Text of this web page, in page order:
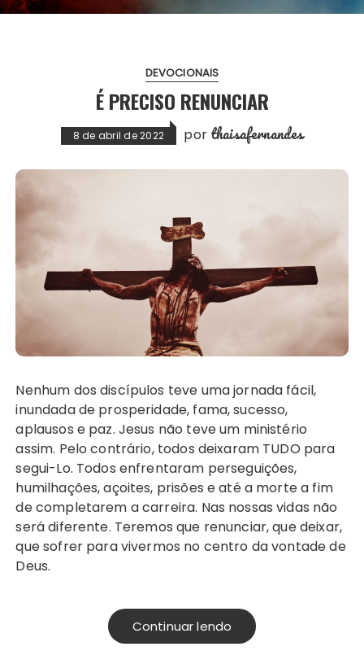
DEVOCIONAIS
É PRECISO RENUNCIAR
8 de abril de 2022 por thaisafernandes
Nenhum dos discípulos teve uma jornada fácil,
inundada de prosperidade, fama, sucesso,
aplausos e paz. Jesus não teve um ministério
assim. Pelo contrário, todos deixaram TUDO para
segui-Lo. Todos enfrentaram perseguições,
humilhações, açoites, prisões e até a morte a fim
de completarem a carreira. Nas nossas vidas não
será diferente. Teremos que renunciar, que deixar,
que sofrer para vivermos no centro da vontade de
Deus.
Continuar lendo